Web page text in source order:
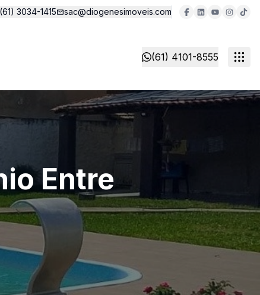
(61) 3034-1415 sac@diogenesimoveis.com
(61) 4101-8555
Entre